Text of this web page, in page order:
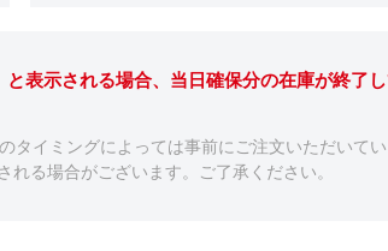
表示される場合、当日確保分の在庫が終了
タイミングによっては事前にご注文いただいて
る場合がございます。ご了承ください。